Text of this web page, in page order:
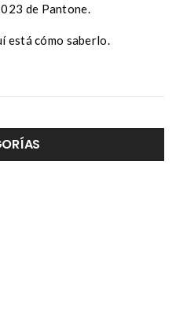
de Pantone.
está cómo saberlo.